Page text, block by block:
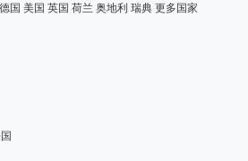
德国 美国 英国 荷兰 奥地利 瑞典 更多国家